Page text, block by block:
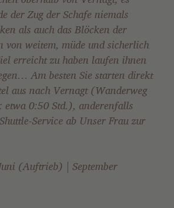
der Zug der Schafe niemals
als auch das Blöcken der
von weitem, müde und sicherlich
erreicht zu haben laufen ihnen
Am besten Sie starten direkt
aus nach Vernagt (Wanderweg
etwa 0:50 Std.), anderenfalls
Service ab Unser Frau zur
(Auftrieb) | September